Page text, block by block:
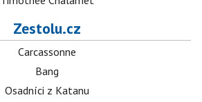
Zestolu.cz
Carcassonne
Bang
Osadníci z Katanu